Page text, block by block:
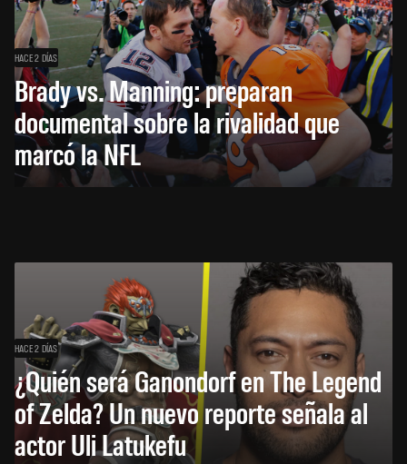
HACE 2 DÍAS
Brady vs. Manning: preparan
documental sobre la rivalidad que
marcó la NFL
HACE 2 DÍAS
¿Quién será Ganondorf en The Legend
of Zelda? Un nuevo reporte señala al
actor Uli Latukefu